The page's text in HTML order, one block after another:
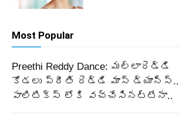
Most Popular
Preethi Reddy Dance: మల్లారెడ్డి
కోడలు ప్రీతి రెడ్డి మాస్ డ్యాన్స్..
పాలిటిక్స్ లోకి వచ్చేసినట్టేనా..